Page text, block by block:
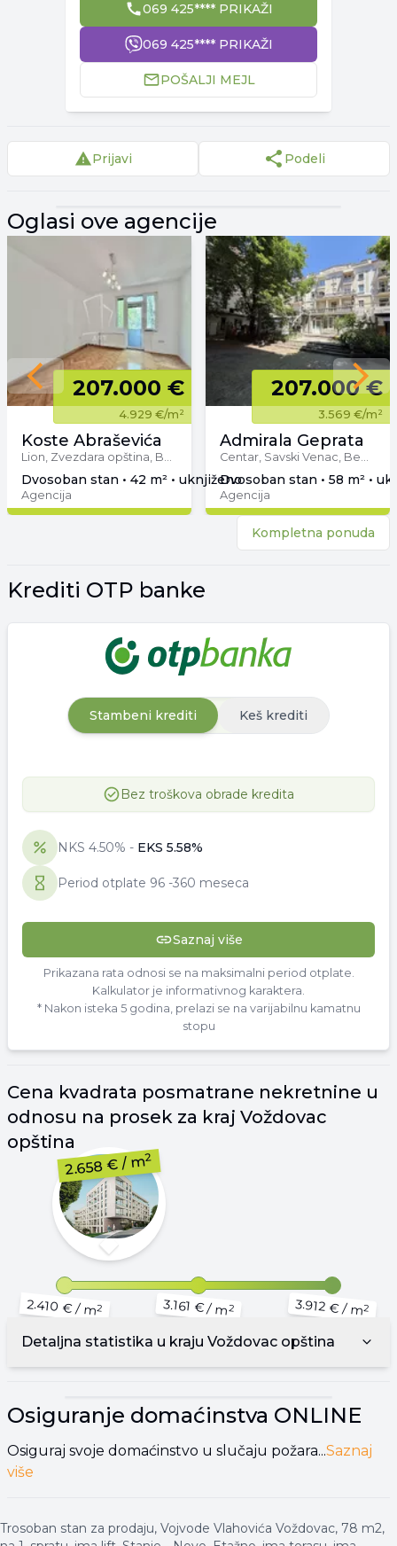
069 425**** PRIKAŽI
069 425**** PRIKAŽI
POŠALJI MEJL
Prijavi Podeli
Oglasi ove agencije
207.000 €
4.929 €/m²
Koste Abraševića
Lion, Zvezdara opština, Beograd
dvosoban stan • 42 m² • uknjiženo
Agencija
207.000 €
3.569 €/m²
Admirala Geprata
Centar, Savski Venac, Beograd
dvosoban stan • 58 m² •
Agencija
Previous slide Next
Kompletna ponuda
Krediti OTP banke
Stambeni krediti Keš krediti
Bez troškova obrade kredita
NKS 4.50% - EKS 5.58%
Period otplate 96 -360 meseca
Saznaj više
Prikazana rata odnosi se na maksimalni period otplate.
Kalkulator je informativnog karaktera.
* Nakon isteka 5 godina, prelazi se na varijabilnu kamatnu
stopu
Cena kvadrata posmatrane nekretnine u
odnosu na prosek za kraj Voždovac
opština
2.658 € / m2
2.410 €/ m2 3.161 €/ m2 3.912 €/ m2
Detaljna statistika u kraju Voždovac opština
Osiguranje domaćinstva ONLINE
Osiguraj svoje domaćinstvo u slučaju požara...Saznaj
više
Trosoban stan za prodaju, Vojvode Vlahovića Voždovac, 78 m2,